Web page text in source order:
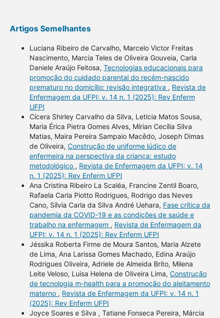
Artigos Semelhantes
Luciana Ribeiro de Carvalho, Marcelo Victor Freitas
Nascimento, Marcia Teles de Oliveira Gouveia, Carla
Daniele Araújo Feitosa, Tecnologias educacionais para
promoção do cuidado parental do recém-nascido
prematuro no domicílio: revisão integrativa , Revista de
Enfermagem da UFPI: v. 14 n. 1 (2025): Rev Enferm
UFPI
Cícera Shirley Carvalho da Silva, Leticia Matos Sousa,
Maria Érica Pietra Gomes Alves, Mírian Cecília Silva
Matias, Maira Pereira Sampaio Macêdo, Joseph Dimas
de Oliveira, Construção de uniforme lúdico de
enfermeira na perspectiva da criança: estudo
metodológico , Revista de Enfermagem da UFPI: v. 14
n. 1 (2025): Rev Enferm UFPI
Ana Cristina Ribeiro La Scaléa, Francine Zentil Boaro,
Rafaela Carla Piotto Rodrigues, Rodrigo das Neves
Cano, Sílvia Carla da Silva André Uehara, Fase crítica da
pandemia da COVID-19 e as condições de saúde e
trabalho na enfermagem , Revista de Enfermagem da
UFPI: v. 14 n. 1 (2025): Rev Enferm UFPI
Jéssika Roberta Firme de Moura Santos, Maria Alzete
de Lima, Ana Larissa Gomes Machado, Edina Araújo
Rodrigues Oliveira, Adriele de Almeida Brito, Milena
Leite Veloso, Luisa Helena de Oliveira Lima, Construção
de tecnologia m-health para a promoção do aleitamento
materno , Revista de Enfermagem da UFPI: v. 14 n. 1
(2025): Rev Enferm UFPI
Joyce Soares e Silva , Tatiane Fonseca Pereira, Márcia